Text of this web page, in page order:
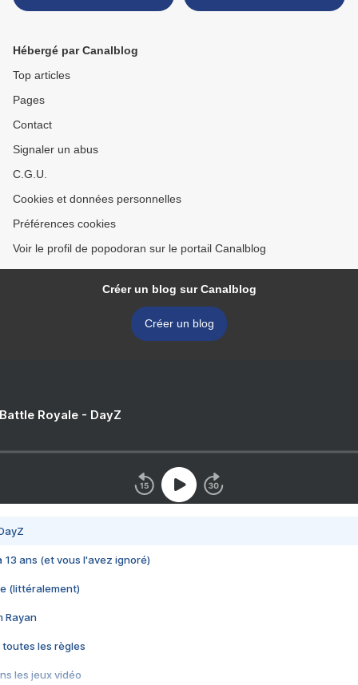
DE LA COLONISATION DE
PAR L'ANFANOMA >
Hébergé par Canalblog
Top articles
Pages
Contact
Signaler un abus
C.G.U.
Cookies et données personnelles
Préférences cookies
Voir le profil de popodoran sur le portail Canalblog
Créer un blog sur Canalblog
Créer un blog
Royale - DayZ
13 ans (et vous l'avez ignoré)
(littéralement)
Rayan
toutes les règles
les jeux vidéo